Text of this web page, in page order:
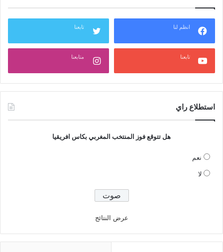
انظم لنا تابعنا
تابعنا متابعنا
استطلاع راي
هل تتوقع فوز المنتخب المغربي بكاس افريقيا
نعم
لا
عرض النتائج